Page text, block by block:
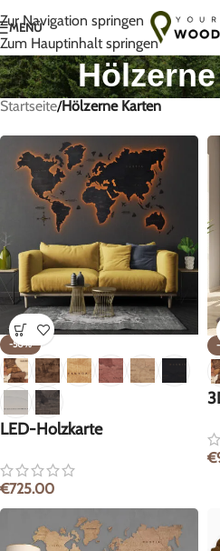
Zur Navigation springen
Zum Hauptinhalt springen
Handgefertigt mit Liebe in Litauen
MENÜ
Startseite/Hölzerne Karten
-50%
LED-Holzkarte
€725.00
€